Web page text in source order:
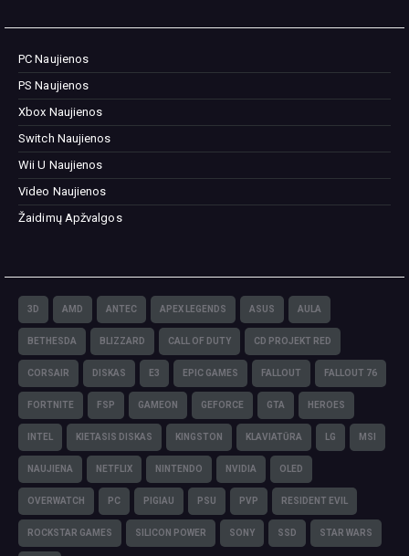
PC Naujienos
PS Naujienos
Xbox Naujienos
Switch Naujienos
Wii U Naujienos
Video Naujienos
Žaidimų Apžvalgos
3D AMD ANTEC APEX LEGENDS ASUS AULA
BETHESDA BLIZZARD CALL OF DUTY CD PROJEKT RED
CORSAIR DISKAS E3 EPIC GAMES FALLOUT FALLOUT 76
FORTNITE FSP GAMEON GEFORCE GTA HEROES
INTEL KIETASIS DISKAS KINGSTON KLAVIATŪRA LG MSI
NAUJIENA NETFLIX NINTENDO NVIDIA OLED
OVERWATCH PC PIGIAU PSU PVP RESIDENT EVIL
ROCKSTAR GAMES SILICON POWER SONY SSD STAR WARS